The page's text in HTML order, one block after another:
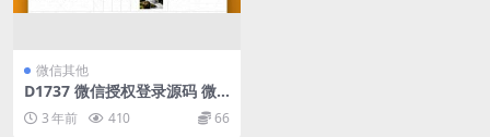
微信其他
D1737 微信授权登录源码 微
信公众号关注授权登录源码 扫
码关注微信公众号授权登录源
3 年前 410 66